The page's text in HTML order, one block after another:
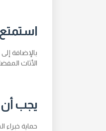
بالإضافة
الأثاث
يجب أن
حماية